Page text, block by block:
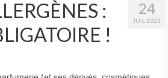
24
JUIL 2023
:
!